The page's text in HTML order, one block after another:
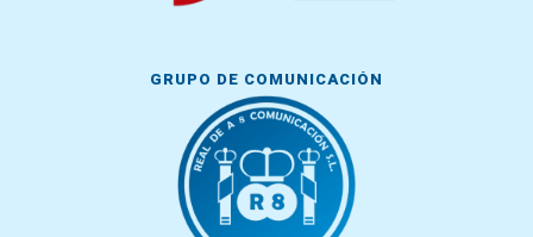
GRUPO DE COMUNICACIÓN